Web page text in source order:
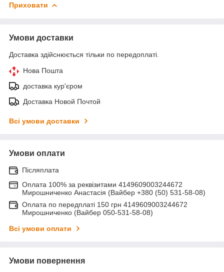
Приховати
Умови доставки
Доставка здійснюється тільки по передоплаті.
Нова Пошта
доставка кур'єром
Доставка Новой Почтой
Всі умови доставки
Умови оплати
Післяплата
Оплата 100% за реквізитами 4149609003244672
Мирошниченко Анастасія (Вайбер +380 (50) 531-58-08)
Оплата по передплаті 150 грн 4149609003244672
Мирошниченко (Вайбер 050-531-58-08)
Всі умови оплати
Умови повернення